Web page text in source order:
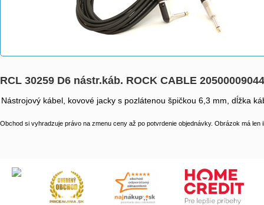
RCL 30259 D6 nástr.káb. ROCK CABLE
Nástrojový kábel, kovové jacky s pozlátenou špičkou 6,3 mm, dĺžka
Obchod si vyhradzuje právo na zmenu ceny až po potvrdenie objednávky. Obrázok má len